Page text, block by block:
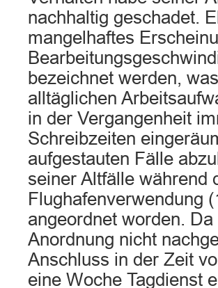
nachhaltig geschadet.
mangelhaftes
bezeichnet werden,
alltäglichen
in der Vergangenheit
Schreibzeiten
aufgestauten Fälle
seiner Altfälle während
Flughafenverwendung
angeordnet worden.
Anordnung nicht
Anschluss in der Zeit
eine Woche Tagdienst